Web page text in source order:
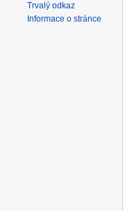
Trvalý odkaz
Informace o stránce